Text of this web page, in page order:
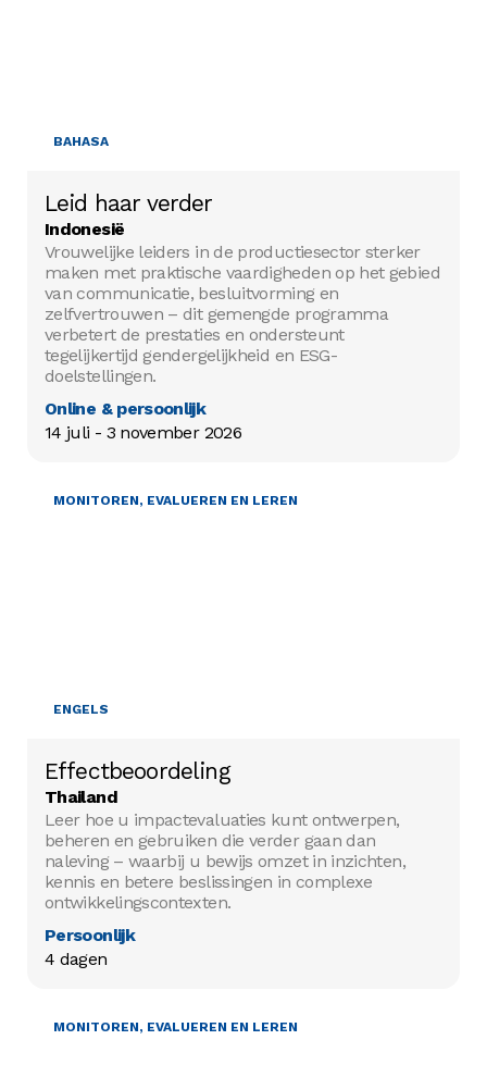
BAHASA
Leid haar verder
Indonesië
Vrouwelijke leiders in de productiesector sterker
maken met praktische vaardigheden op het gebied
van communicatie, besluitvorming en
zelfvertrouwen – dit gemengde programma
verbetert de prestaties en ondersteunt
tegelijkertijd gendergelijkheid en ESG-
doelstellingen.
Online & persoonlijk
14 juli - 3 november 2026
MONITOREN, EVALUEREN EN LEREN
ENGELS
Effectbeoordeling
Thailand
Leer hoe u impactevaluaties kunt ontwerpen,
beheren en gebruiken die verder gaan dan
naleving – waarbij u bewijs omzet in inzichten,
kennis en betere beslissingen in complexe
ontwikkelingscontexten.
Persoonlijk
4 dagen
GENDER EN DIVERSITEIT
MONITOREN, EVALUEREN EN LEREN